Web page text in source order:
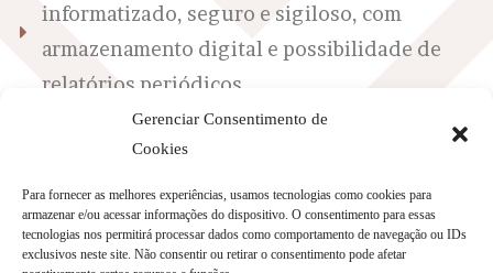
Gerenciar Consentimento de
Cookies
Para fornecer as melhores experiências, usamos tecnologias como cookies para
armazenar e/ou acessar informações do dispositivo. O consentimento para essas
tecnologias nos permitirá processar dados como comportamento de navegação ou IDs
exclusivos neste site. Não consentir ou retirar o consentimento pode afetar
informatizado, seguro e sigiloso, com
armazenamento digital e possibilidade de
relatórios periódicos.
prisões em flagrante.